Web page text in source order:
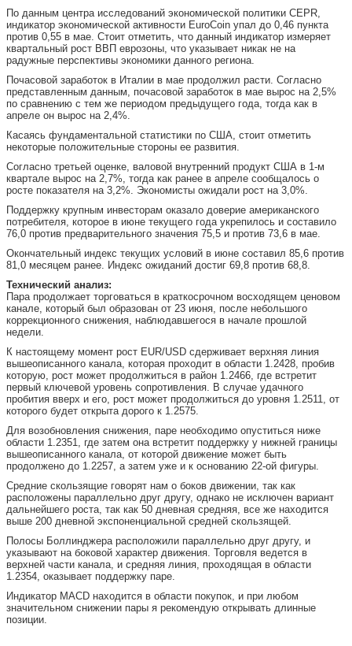
По данным центра исследований экономической политики CEPR,
индикатор экономической активности EuroCoin упал до 0,46 пункта
против 0,55 в мае. Стоит отметить, что данный индикатор измеряет
квартальный рост ВВП еврозоны, что указывает никак не на
радужные перспективы экономики данного региона.
Почасовой заработок в Италии в мае продолжил расти. Согласно
представленным данным, почасовой заработок в мае вырос на 2,5%
по сравнению с тем же периодом предыдущего года, тогда как в
апреле он вырос на 2,4%.
Касаясь фундаментальной статистики по США, стоит отметить
некоторые положительные стороны ее развития.
Согласно третьей оценке, валовой внутренний продукт США в 1-м
квартале вырос на 2,7%, тогда как ранее в апреле сообщалось о
росте показателя на 3,2%. Экономисты ожидали рост на 3,0%.
Поддержку крупным инвесторам оказало доверие американского
потребителя, которое в июне текущего года укрепилось и составило
76,0 против предварительного значения 75,5 и против 73,6 в мае.
Окончательный индекс текущих условий в июне составил 85,6 против
81,0 месяцем ранее. Индекс ожиданий достиг 69,8 против 68,8.
Технический анализ:
Пара продолжает торговаться в краткосрочном восходящем ценовом
канале, который был образован от 23 июня, после небольшого
коррекционного снижения, наблюдавшегося в начале прошлой
недели.
К настоящему момент рост EUR/USD сдерживает верхняя линия
вышеописанного канала, которая проходит в области 1.2428, пробив
которую, рост может продолжиться в район 1.2466, где встретит
первый ключевой уровень сопротивления. В случае удачного
пробития вверх и его, рост может продолжиться до уровня 1.2511, от
которого будет открыта дорого к 1.2575.
Для возобновления снижения, паре необходимо опуститься ниже
области 1.2351, где затем она встретит поддержку у нижней границы
вышеописанного канала, от которой движение может быть
продолжено до 1.2257, а затем уже и к основанию 22-ой фигуры.
Средние скользящие говорят нам о боков движении, так как
расположены параллельно друг другу, однако не исключен вариант
дальнейшего роста, так как 50 дневная средняя, все же находится
выше 200 дневной экспоненциальной средней скользящей.
Полосы Боллинджера расположили параллельно друг другу, и
указывают на боковой характер движения. Торговля ведется в
верхней части канала, и средняя линия, проходящая в области
1.2354, оказывает поддержку паре.
Индикатор MACD находится в области покупок, и при любом
значительном снижении пары я рекомендую открывать длинные
позиции.